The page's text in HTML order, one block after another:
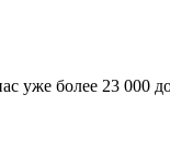
уже более 23 000